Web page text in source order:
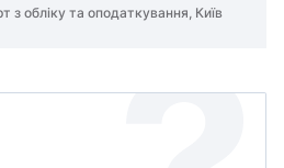
з обліку та оподаткування, Київ